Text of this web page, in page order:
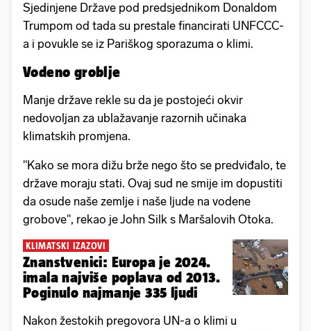
Sjedinjene Države pod predsjednikom Donaldom
Trumpom od tada su prestale financirati UNFCCC-
a i povukle se iz Pariškog sporazuma o klimi.
Vodeno groblje
Manje države rekle su da je postojeći okvir
nedovoljan za ublažavanje razornih učinaka
klimatskih promjena.
"Kako se mora dižu brže nego što se predviđalo, te
države moraju stati. Ovaj sud ne smije im dopustiti
da osude naše zemlje i naše ljude na vodene
grobove", rekao je John Silk s Maršalovih Otoka.
KLIMATSKI IZAZOVI
Znanstvenici: Europa je 2024.
imala najviše poplava od 2013.
Poginulo najmanje 335 ljudi
Nakon žestokih pregovora UN-a o klimi u